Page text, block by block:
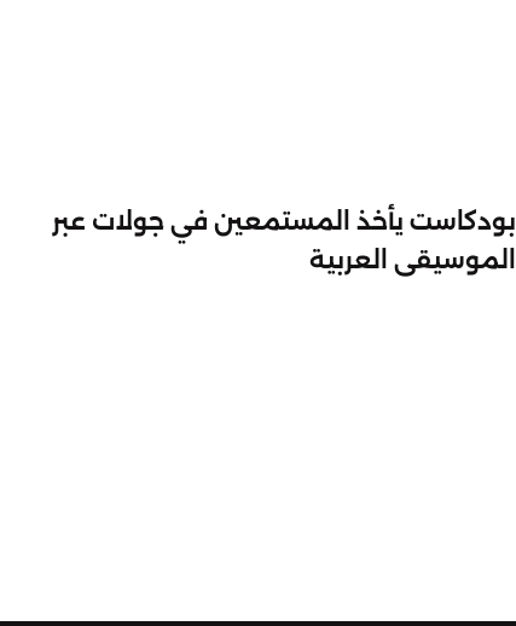
بودكاست يأخذ المستمعين في جولات عبر
الموسيقى العربية